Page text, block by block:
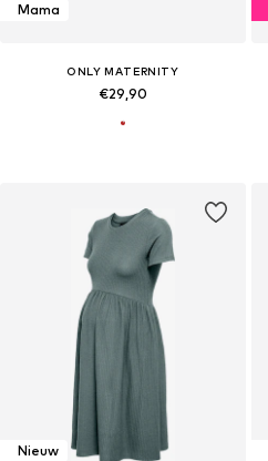
Mama
ONLY MATERNITY
€29,90
Nieuw